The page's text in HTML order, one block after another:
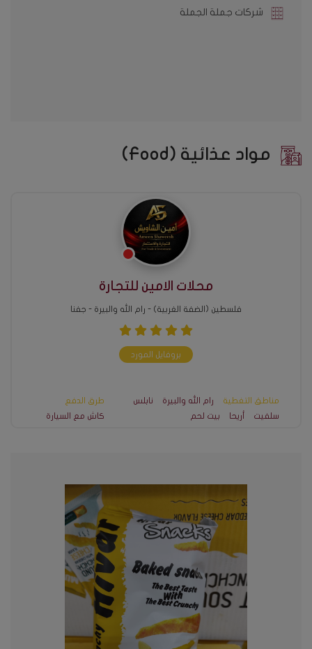
شركات جملة الجملة
مواد عذائية (Food)
محلات الامين للتجارة
فلسطين (الضفة الغربية) - رام الله والبيرة - جفنا
بروفايل المورد
مناطق التغطية رام الله والبيرة
نابلس
سلفيت
أريحا بيت لحم
طرق الدفع
كاش مع السيارة